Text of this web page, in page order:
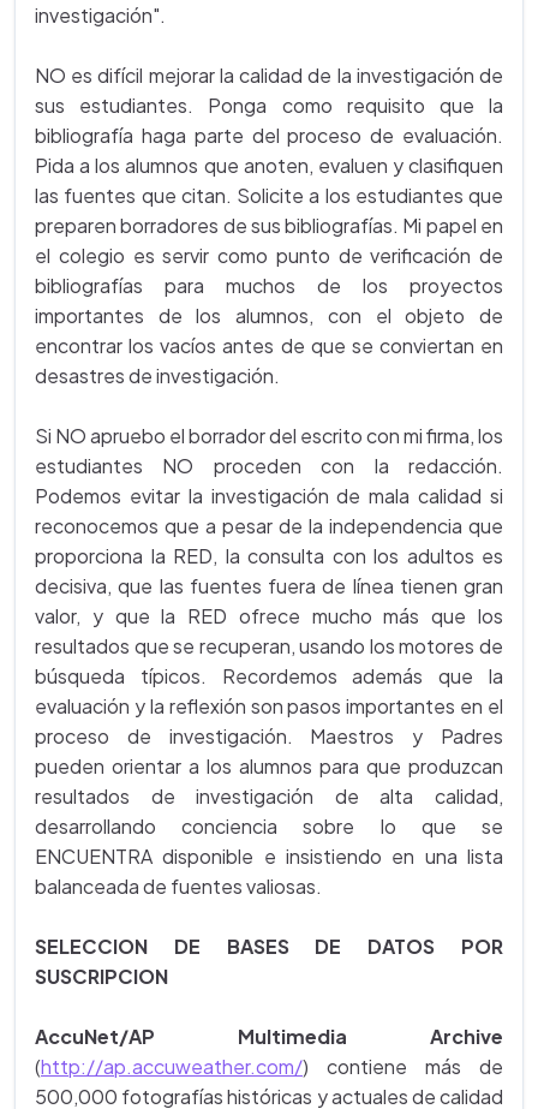
investigación".
NO es difícil mejorar la calidad de la investigación de
sus estudiantes. Ponga como requisito que la
bibliografía haga parte del proceso de evaluación.
Pida a los alumnos que anoten, evaluen y clasifiquen
las fuentes que citan. Solicite a los estudiantes que
preparen borradores de sus bibliografías. Mi papel en
el colegio es servir como punto de verificación de
bibliografías para muchos de los proyectos
importantes de los alumnos, con el objeto de
encontrar los vacíos antes de que se conviertan en
desastres de investigación.
Si NO apruebo el borrador del escrito con mi firma, los
estudiantes NO proceden con la redacción.
Podemos evitar la investigación de mala calidad si
reconocemos que a pesar de la independencia que
proporciona la RED, la consulta con los adultos es
decisiva, que las fuentes fuera de línea tienen gran
valor, y que la RED ofrece mucho más que los
resultados que se recuperan, usando los motores de
búsqueda típicos. Recordemos además que la
evaluación y la reflexión son pasos importantes en el
proceso de investigación. Maestros y Padres
pueden orientar a los alumnos para que produzcan
resultados de investigación de alta calidad,
desarrollando conciencia sobre lo que se
ENCUENTRA disponible e insistiendo en una lista
balanceada de fuentes valiosas.
SELECCION DE BASES DE DATOS POR
SUSCRIPCION
AccuNet/AP Multimedia Archive
(http://ap.accuweather.com/) contiene más de
500,000 fotografías históricas y actuales de calidad